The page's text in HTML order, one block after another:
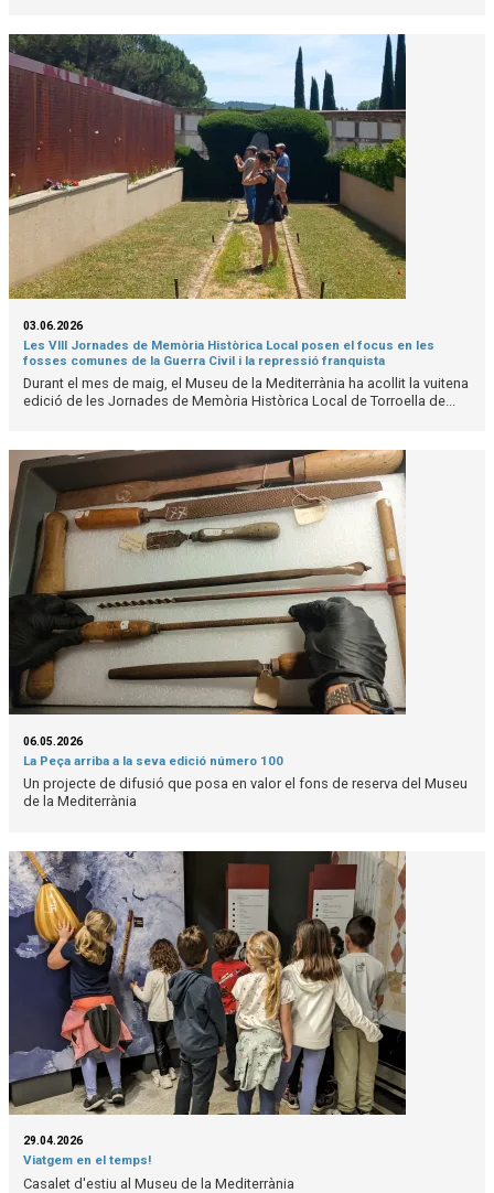
03.06.2026
Les VIII Jornades de Memòria Històrica Local posen el focus en les
fosses comunes de la Guerra Civil i la repressió franquista
Durant el mes de maig, el Museu de la Mediterrània ha acollit la vuitena
edició de les Jornades de Memòria Històrica Local de Torroella de...
06.05.2026
La Peça arriba a la seva edició número 100
Un projecte de difusió que posa en valor el fons de reserva del Museu
de la Mediterrània
29.04.2026
Viatgem en el temps!
Casalet d'estiu al Museu de la Mediterrània